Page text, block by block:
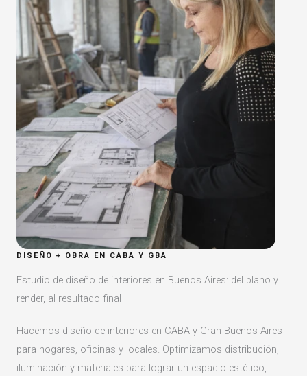
DISEÑO + OBRA EN CABA Y GBA
Estudio de diseño de interiores en Buenos Aires: del plano y
render, al resultado final
Hacemos diseño de interiores en CABA y Gran Buenos Aires
para hogares, oficinas y locales. Optimizamos distribución,
iluminación y materiales para lograr un espacio estético,